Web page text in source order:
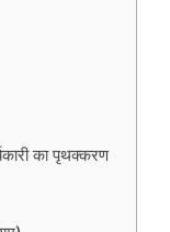
का पृथक्करण